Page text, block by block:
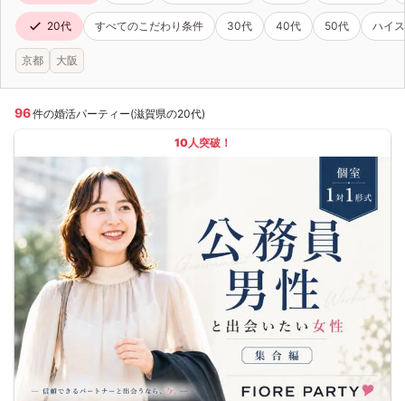
20代 すべてのこだわり条件 30代 40代 50代 ハイ
京都 大阪
96件の婚活パーティー(滋賀県の20代)
10人突破！